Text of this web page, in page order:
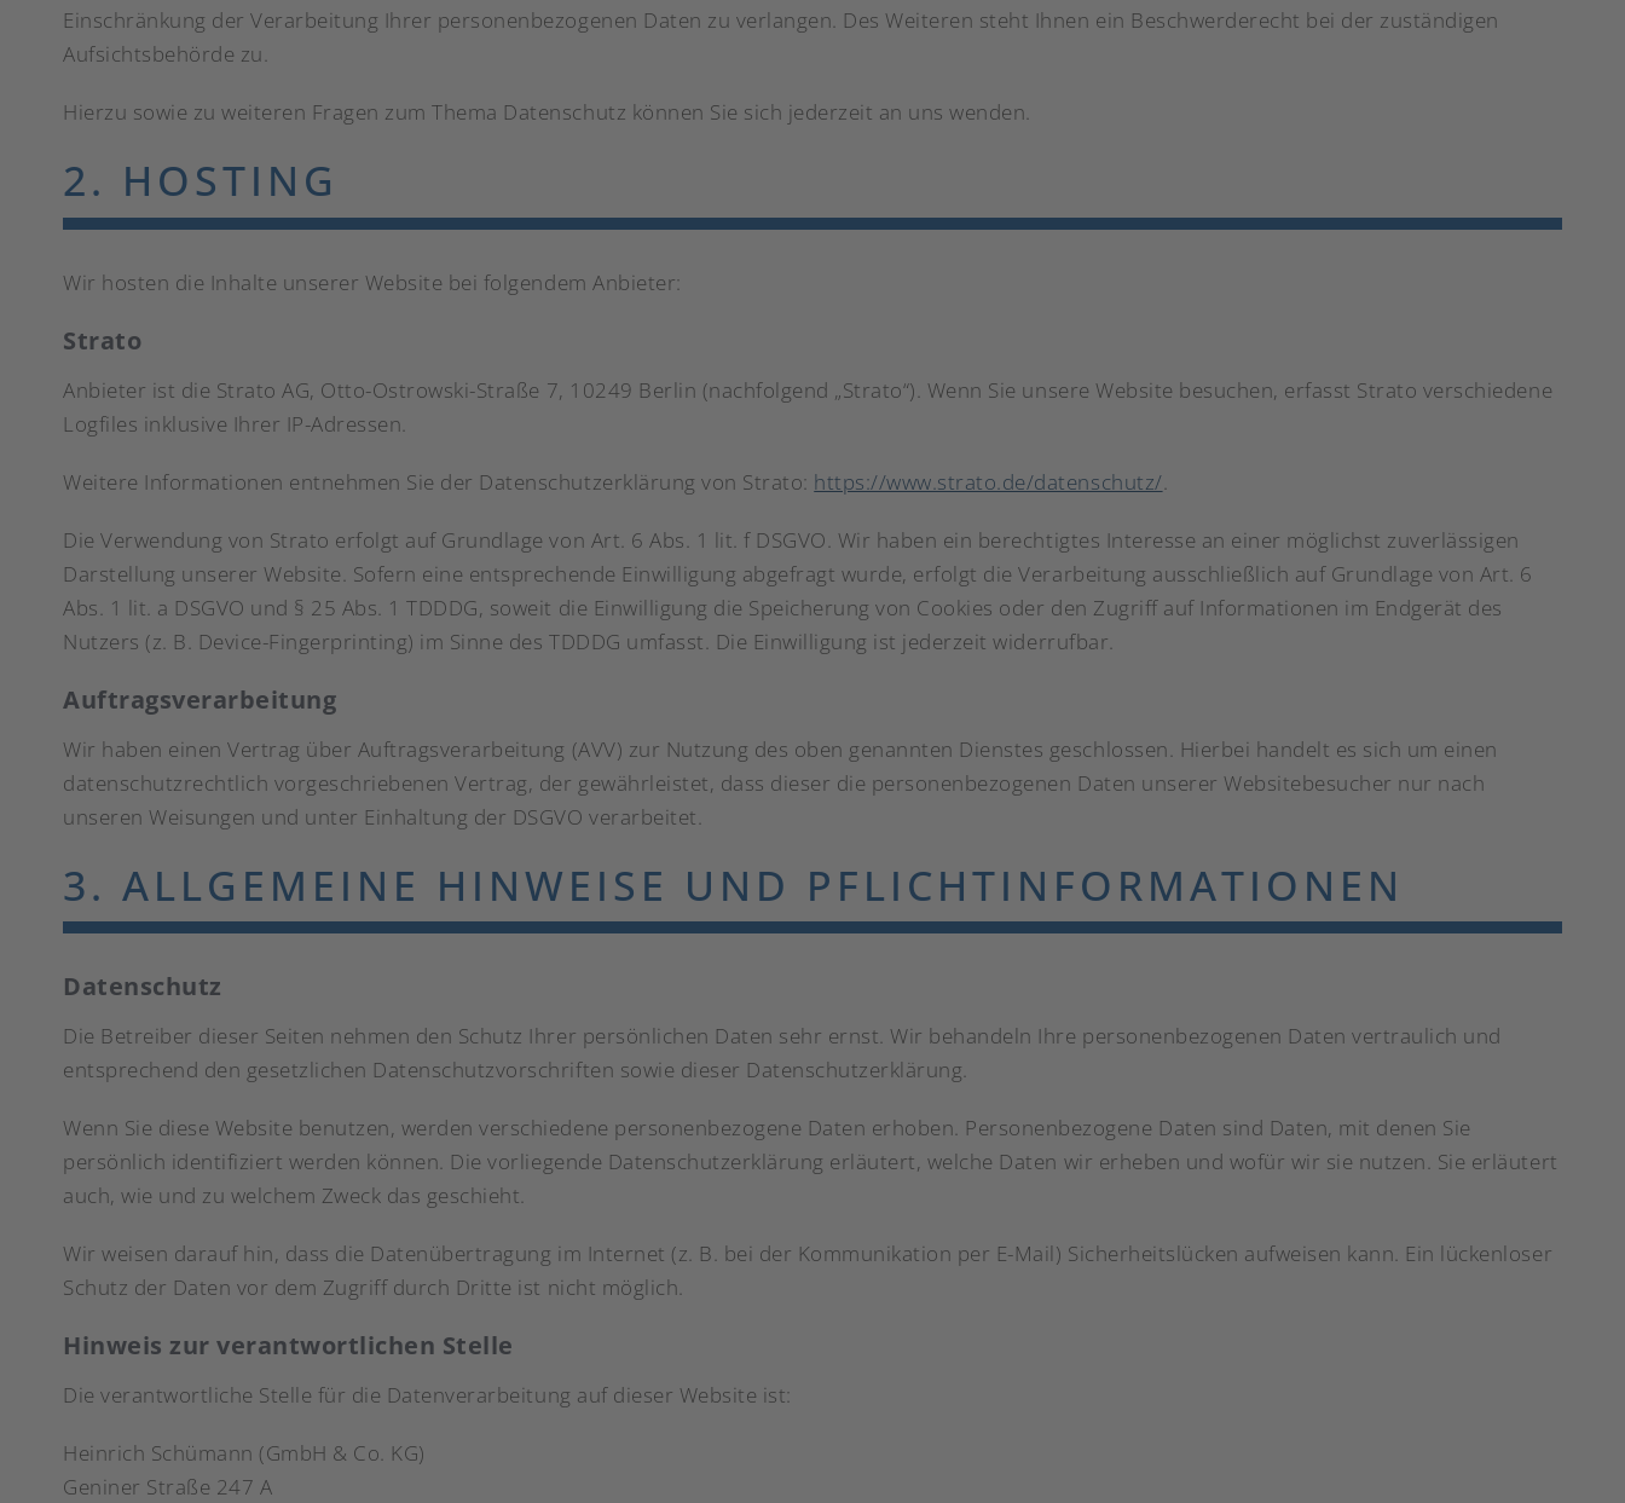
Einschränkung der Verarbeitung Ihrer personenbezogenen Daten zu verlangen. Des Weiteren steht Ihnen ein Beschwerderecht bei der zuständigen
Aufsichtsbehörde zu.
Hierzu sowie zu weiteren Fragen zum Thema Datenschutz können Sie sich jederzeit an uns wenden.
2. HOSTING
Wir hosten die Inhalte unserer Website bei folgendem Anbieter:
Strato
Anbieter ist die Strato AG, Otto-Ostrowski-Straße 7, 10249 Berlin (nachfolgend „Strato“). Wenn Sie unsere Website besuchen, erfasst Strato verschiedene
Logfiles inklusive Ihrer IP-Adressen.
Weitere Informationen entnehmen Sie der Datenschutzerklärung von Strato: https://www.strato.de/datenschutz/
Die Verwendung von Strato erfolgt auf Grundlage von Art. 6 Abs. 1 lit. f DSGVO. Wir haben ein berechtigtes Interesse an einer möglichst zuverlässigen
Darstellung unserer Website. Sofern eine entsprechende Einwilligung abgefragt wurde, erfolgt die Verarbeitung ausschließlich auf Grundlage von Art. 6
Abs. 1 lit. a DSGVO und § 25 Abs. 1 TDDDG, soweit die Einwilligung die Speicherung von Cookies oder den Zugriff auf Informationen im Endgerät des
Nutzers (z. B. Device-Fingerprinting) im Sinne des TDDDG umfasst. Die Einwilligung ist jederzeit widerrufbar.
Auftragsverarbeitung
Wir haben einen Vertrag über Auftragsverarbeitung (AVV) zur Nutzung des oben genannten Dienstes geschlossen. Hierbei handelt es sich um einen
datenschutzrechtlich vorgeschriebenen Vertrag, der gewährleistet, dass dieser die personenbezogenen Daten unserer Websitebesucher nur nach
unseren Weisungen und unter Einhaltung der DSGVO verarbeitet.
3. ALLGEMEINE HINWEISE UND PFLICHT­INFORMATIONEN
Datenschutz
Die Betreiber dieser Seiten nehmen den Schutz Ihrer persönlichen Daten sehr ernst. Wir behandeln Ihre personenbezogenen Daten vertraulich und
entsprechend den gesetzlichen Datenschutzvorschriften sowie dieser Datenschutzerklärung.
Wenn Sie diese Website benutzen, werden verschiedene personenbezogene Daten erhoben. Personenbezogene Daten sind Daten, mit denen Sie
persönlich identifiziert werden können. Die vorliegende Datenschutzerklärung erläutert, welche Daten wir erheben und wofür wir sie nutzen. Sie erläutert
auch, wie und zu welchem Zweck das geschieht.
Wir weisen darauf hin, dass die Datenübertragung im Internet (z. B. bei der Kommunikation per E-Mail) Sicherheitslücken aufweisen kann. Ein lückenloser
Schutz der Daten vor dem Zugriff durch Dritte ist nicht möglich.
Hinweis zur verantwortlichen Stelle
Die verantwortliche Stelle für die Datenverarbeitung auf dieser Website ist:
Heinrich Schümann (GmbH & Co. KG)
Geniner Straße 247 A